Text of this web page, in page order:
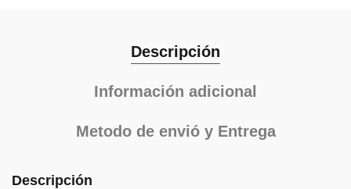
Descripción
Información adicional
Metodo de envió y Entrega
Descripción